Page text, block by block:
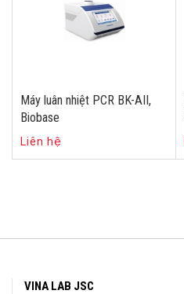
Máy luân nhiệt PCR BK-AII,
Biobase
Liên hệ
VINA LAB JSC